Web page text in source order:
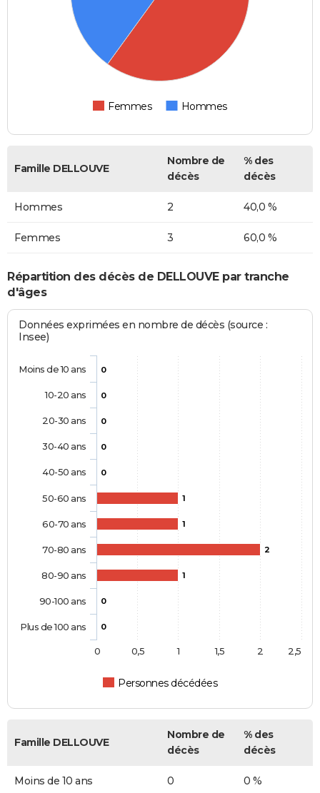
Femmes Hommes
Famille DELLOUVE
Nombre de
décès
% des
décès
Hommes 2 40,0 %
Femmes 3 60,0 %
Répartition des décès de DELLOUVE par tranche
d'âges
Données exprimées en nombre de décès (source :
Insee)
0
0
0
0
0
1
1
2
1
0
0
Personnes décédées
Moins de 10 ans
10-20 ans
20-30 ans
30-40 ans
40-50 ans
50-60 ans
60-70 ans
70-80 ans
80-90 ans
90-100 ans
Plus de 100 ans
0 0,5 1 1,5 2 2,5
Famille DELLOUVE
Nombre de
décès
% des
décès
Moins de 10 ans 0 0 %